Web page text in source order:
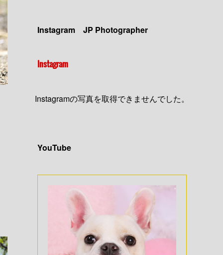
Instagram JP Photographer
Instagram
Instagramの写真を取得できませんでした。
YouTube